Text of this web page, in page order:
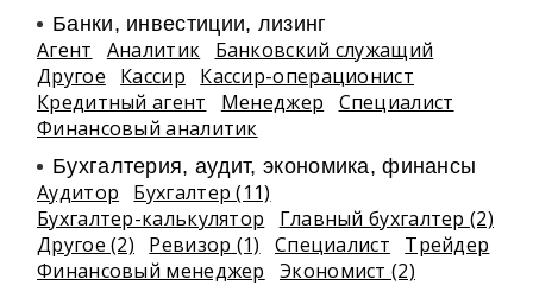
Банки, инвестиции, лизинг
Агент Аналитик
Банковский служащий
Другое
Кассир
Кассир-операционист
Кредитный агент
Менеджер
Специалист
Финансовый аналитик
Бухгалтерия, аудит, экономика, финансы
Аудитор
Бухгалтер (11)
Бухгалтер-калькулятор
Главный бухгалтер (2)
Другое (2)
Ревизор (1) Специалист
Трейдер
Финансовый менеджер
Экономист (2)